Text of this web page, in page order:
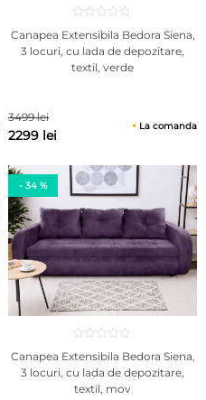
Canapea Extensibila Bedora Siena,
3 locuri, cu lada de depozitare,
textil, verde
3499 lei
2299 lei
La comanda
- 34 %
Canapea Extensibila Bedora Siena,
3 locuri, cu lada de depozitare,
textil, mov